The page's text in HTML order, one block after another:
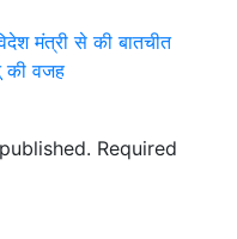
मंत्री से की बातचीत
की वजह
Required